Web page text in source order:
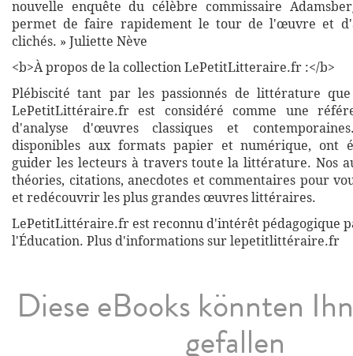
nouvelle enquête du célèbre commissaire
permet de faire rapidement le tour de l'œuvre et
clichés. » Juliette Nève
<b>À propos de la collection LePetitLitteraire.fr :</b>
Plébiscité tant par les passionnés de littérature
LePetitLittéraire.fr est considéré comme une
d'analyse d'œuvres classiques et
disponibles aux formats papier et numérique, ont
guider les lecteurs à travers toute la littérature. Nos
théories, citations, anecdotes et commentaires pour
et redécouvrir les plus grandes œuvres littéraires.
LePetitLittéraire.fr est reconnu d'intérêt pédagogique
l'Éducation. Plus d'informations sur lepetitlittéraire.fr
Diese eBooks könnten
gefallen